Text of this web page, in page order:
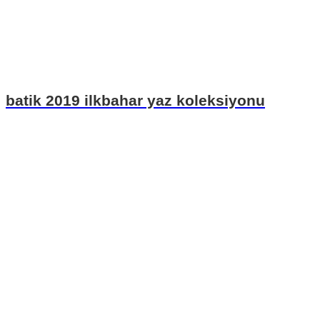
batik 2019 ilkbahar yaz koleksiyonu